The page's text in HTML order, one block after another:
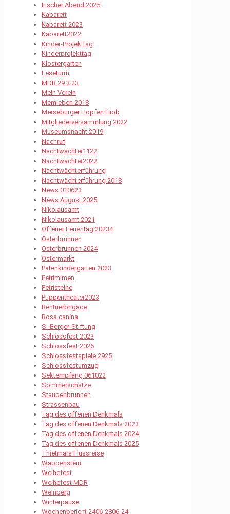
Irischer Abend 2025
Kabarett
Kabarett 2023
Kabarett2022
Kinder-Projekttag
Kinderprojekttag
Klostergarten
Leseturm
MDR 29.3.23
Mein Verein
Memleben 2018
Merseburger Hopfen Hiob
Mitgliederversammlung 2022
Museumsnacht 2019
Nachruf
Nachtwächter1122
Nachtwächter2022
Nachtwächterführung
Nachtwächterführung 2018
News 010623
News August 2025
Nikolausamt
Nikolausamt 2021
Offener Ferientag 20234
Osterbrunnen
Osterbrunnen 2024
Ostermarkt
Patenkindergarten 2023
Petrimimen
Petristeine
Puppentheater2023
Rentnerbrigade
Rosa canina
S.-Berger-Stiftung
Schlossfest 2023
Schlossfest 2026
Schlossfestspiele 2925
Schlossfestumzug
Sektempfang 061022
Sommerschätze
Staupenbrunnen
Strassenbau
Tag des offenen Denkmals
Tag des offenen Denkmals 2023
Tag des offenen Denkmals 2024
Tag des offenen Denkmals 2025
Thietmars Flussreise
Wappenstein
Weihefest
Weihefest MDR
Weinberg
Winterpause
Wochenbericht 2406-2806-24